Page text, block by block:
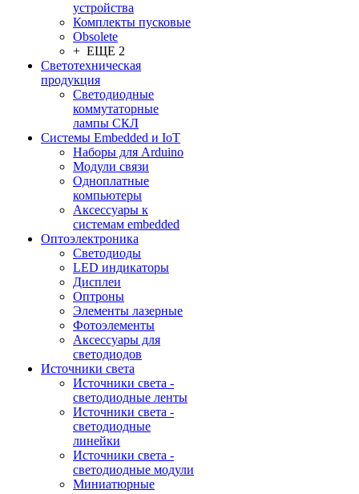
устройства
Комплекты пусковые
Obsolete
+ ЕЩЕ 2
Светотехническая
продукция
Светодиодные
коммутаторные
лампы СКЛ
Системы Embedded и IoT
Наборы для Arduino
Модули связи
Одноплатные
компьютеры
Аксессуары к
системам embedded
Oптоэлектроника
Светодиоды
LED индикаторы
Дисплеи
Оптроны
Элементы лазерные
Фотоэлементы
Аксессуары для
светодиодов
Источники света
Источники света -
светодиодные ленты
Источники света -
светодиодные
линейки
Источники света -
светодиодные модули
Миниатюрные